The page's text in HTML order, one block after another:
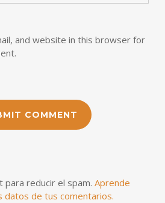
and website in this browser for
para reducir el spam. Aprende
datos de tus comentarios.